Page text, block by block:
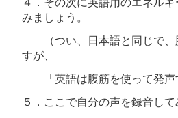
みましょう。
（つい、日本語と同じで、
すが、
「英語は腹筋を使って発声
５．ここで自分の声を録音し